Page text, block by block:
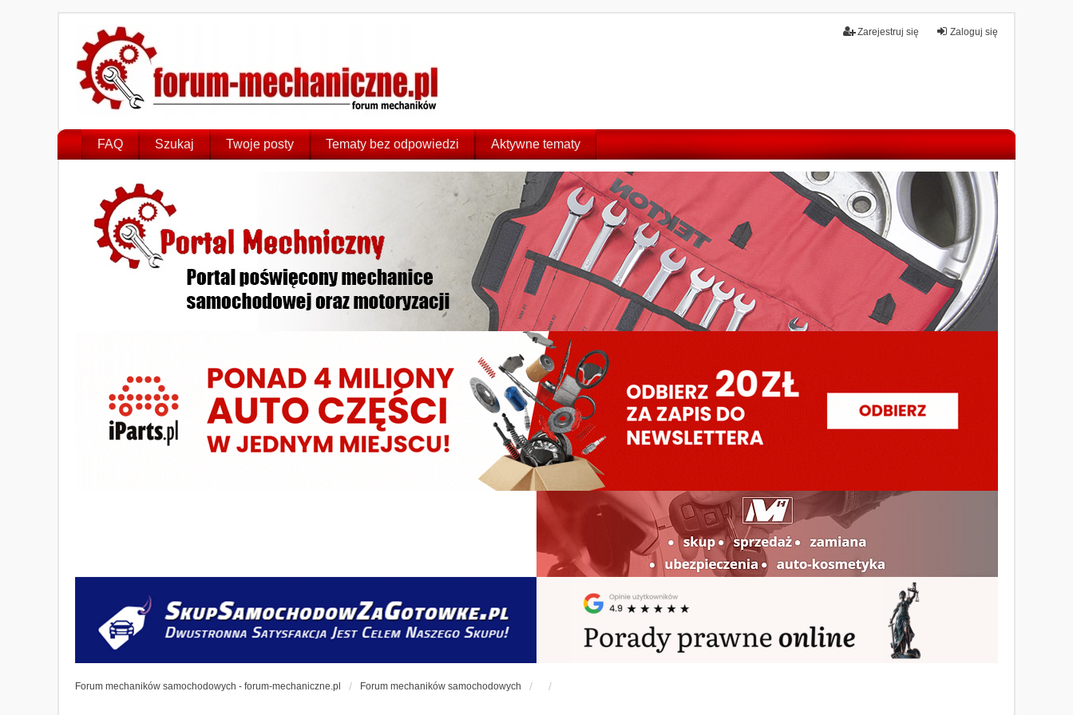
Zaloguj się
Zarejestruj się
FAQ Szukaj Twoje posty Tematy bez odpowiedzi Aktywne tematy
Forum mechaników samochodowych - forum-mechaniczne.pl Forum mechaników samochodowych